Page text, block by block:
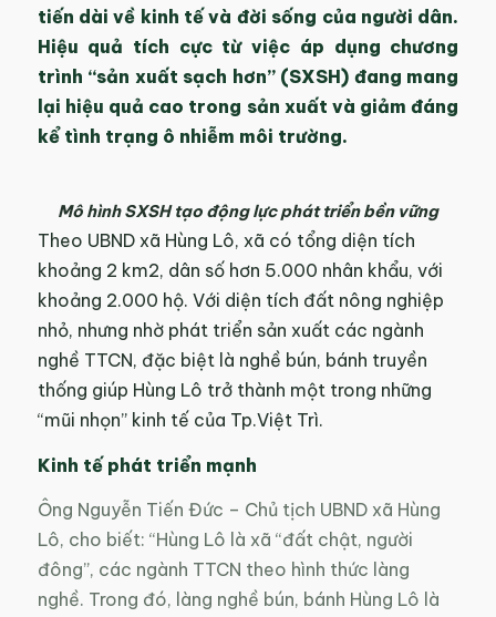
tiến dài về kinh tế và đời sống của người dân.
Hiệu quả tích cực từ việc áp dụng chương
trình “sản xuất sạch hơn” (SXSH) đang mang
lại hiệu quả cao trong sản xuất và giảm đáng
kể tình trạng ô nhiễm môi trường.
Mô hình SXSH tạo động lực phát triển bền vững
Theo UBND xã Hùng Lô, xã có tổng diện tích
khoảng 2 km2, dân số hơn 5.000 nhân khẩu, với
khoảng 2.000 hộ. Với diện tích đất nông nghiệp
nhỏ, nhưng nhờ phát triển sản xuất các ngành
nghề TTCN, đặc biệt là nghề bún, bánh truyền
thống giúp Hùng Lô trở thành một trong những
“mũi nhọn” kinh tế của Tp.Việt Trì.
Kinh tế phát triển mạnh
Ông Nguyễn Tiến Đức – Chủ tịch UBND xã Hùng
Lô, cho biết: “Hùng Lô là xã “đất chật, người
đông”, các ngành TTCN theo hình thức làng
nghề. Trong đó, làng nghề bún, bánh Hùng Lô là